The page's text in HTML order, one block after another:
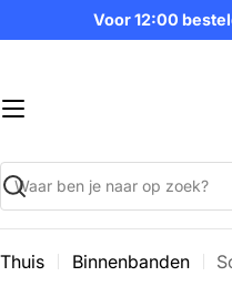
naar
Voor 12:00
Zoekopdracht
Thuis Binnenbanden